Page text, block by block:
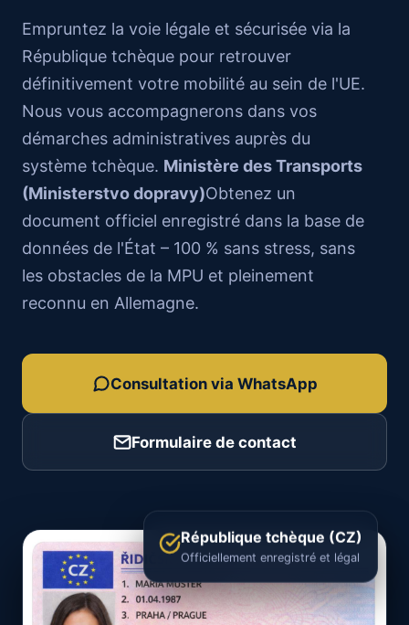
Empruntez la voie légale et sécurisée via la
République tchèque pour retrouver
définitivement votre mobilité au sein de l'UE.
Nous vous accompagnerons dans vos
démarches administratives auprès du
système tchèque. Ministère des Transports
(Ministerstvo dopravy)Obtenez un
document officiel enregistré dans la base de
données de l'État – 100 % sans stress, sans
les obstacles de la MPU et pleinement
reconnu en Allemagne.
Consultation via WhatsApp
Formulaire de contact
République tchèque (CZ)
Officiellement enregistré et légal